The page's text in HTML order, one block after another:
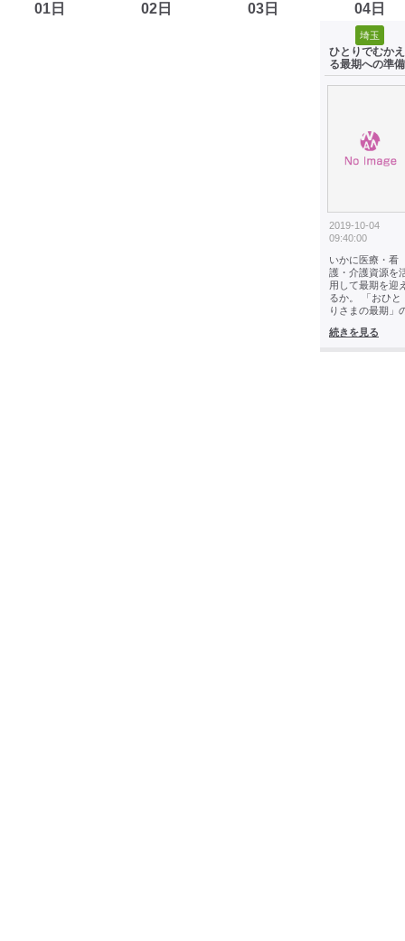
01日 02日 03日 04日
埼玉
ひとりでむかえ
る最期への準備
2019-10-04
09:40:00
いかに医療・看
護・介護資源を
用して最期を迎
るか。 「おひと
りさまの最期」
続きを見る